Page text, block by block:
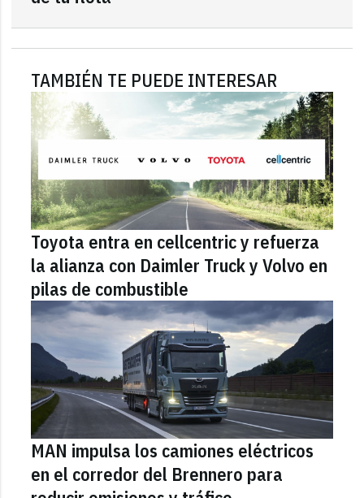
TAMBIÉN TE PUEDE INTERESAR
Toyota entra en cellcentric y refuerza
la alianza con Daimler Truck y Volvo en
pilas de combustible
MAN impulsa los camiones eléctricos
en el corredor del Brennero para